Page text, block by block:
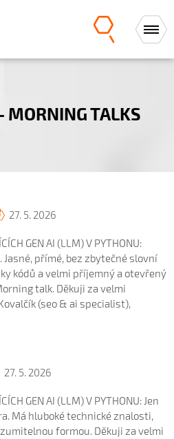
MORNING TALKS
27. 5. 2026
GEN AI (LLM) V PYTHONU:
přímé, bez zbytečné slovní
kódů a velmi příjemný a otevřený
talk. Děkuji za velmi
(seo & ai specialist),
27. 5. 2026
GEN AI (LLM) V PYTHONU: Jen
Má hluboké technické znalosti,
formou. Děkuji za velmi